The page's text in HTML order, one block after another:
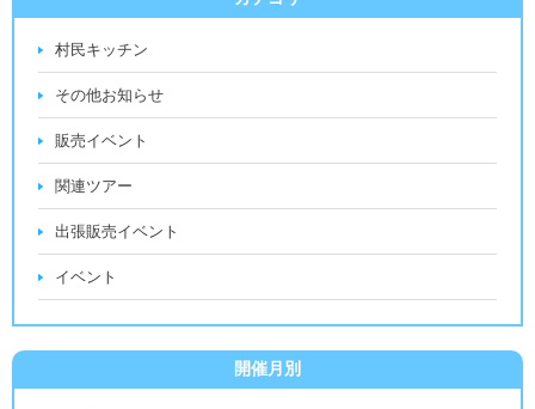
村民キッチン
その他お知らせ
販売イベント
関連ツアー
出張販売イベント
イベント
開催月別